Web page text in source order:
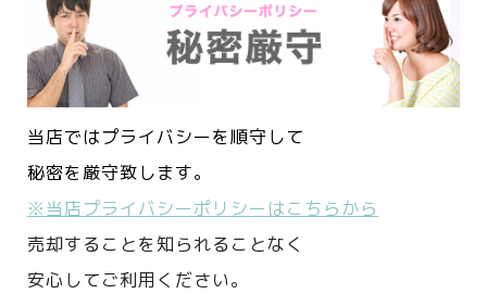
当店ではプライバシーを順守して
秘密を厳守致します。
※当店プライバシーポリシーはこちらから
売却することを知られることなく
安心してご利用ください。